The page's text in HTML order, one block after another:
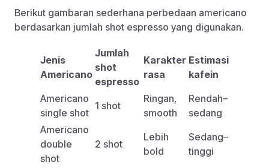
Berikut gambaran sederhana perbedaan americano
berdasarkan jumlah shot espresso yang digunakan.
Jenis
Americano
Jumlah
shot
espresso
Karakter
rasa
Estimasi
kafein
Americano
single shot
1 shot
Ringan,
smooth
Rendah–
sedang
Americano
double
shot
2 shot
Lebih
bold
Sedang–
tinggi